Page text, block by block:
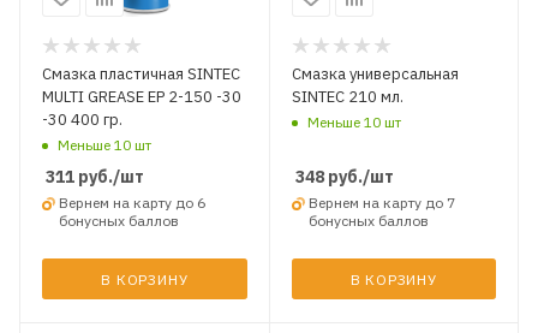
Смазка пластичная SINTEC
MULTI GREASE EP 2-150 -30
-30 400 гр.
Меньше 10 шт
311 руб./шт
Вернем на карту до 6
бонусных баллов
В КОРЗИНУ
Смазка универсальная
SINTEC 210 мл.
Меньше 10 шт
348руб./шт
Вернем на карту до 7
бонусных баллов
В КОРЗИНУ